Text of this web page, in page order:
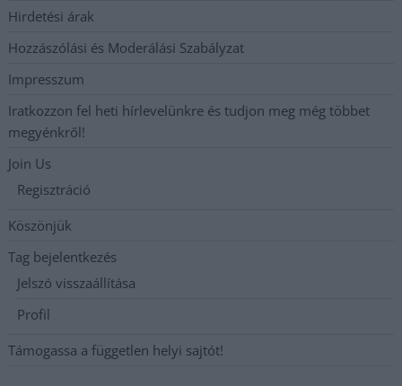
Hirdetési árak
Hozzászólási és Moderálási Szabályzat
Impresszum
Iratkozzon fel heti hírlevelünkre és tudjon meg még többet
megyénkről!
Join Us
Regisztráció
Köszönjük
Tag bejelentkezés
Jelszó visszaállítása
Profil
Támogassa a független helyi sajtót!